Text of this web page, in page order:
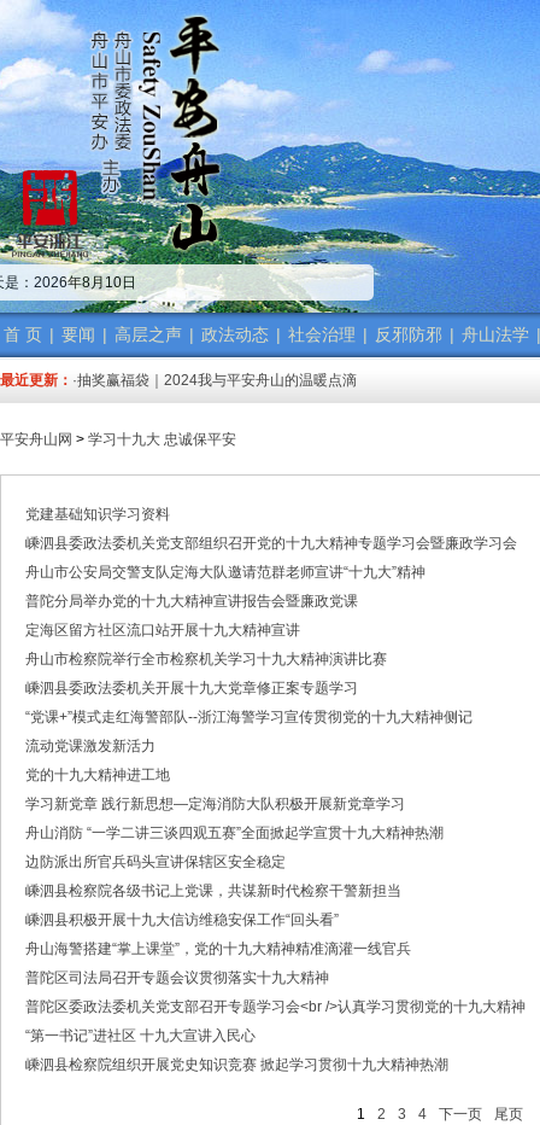
是：2026年8月10日
首 页 | 要闻 | 高层之声 | 政法动态 | 社会治理 | 反邪防邪 | 舟山法学 |
最近更新：
·中共舟山市委政法委员会招聘公告
·市委政法委机关传达学习省、市“新春第一会”精神
·市委政法工作会议召开 梁雪冬讲话
·中共浙江省委常委、政法委书记王成国致全省政法干警的新春贺词
·市委政法委机关召开年度考核会
·梁雪冬带队开展春节前安全督导检查工作
·法治日报｜探索构建海上“融治理”模式
·2025年度市委政法委员会第一次全体（扩大）会议召开
·中共舟山市委政法委员会招聘公告
·抽奖赢福袋｜2024我与平安舟山的温暖点滴
·中共舟山市委政法委员会招聘公告
·市委政法委机关传达学习省、市“新春第一会”精神
·中共浙江省委常委、政法委书记王成国致全省政法干警的新春贺词
·梁雪冬带队开展春节前安全督导检查工作
·法治日报｜探索构建海上“融治理”模式
·2025年度市委政法委员会第一次全体（扩大）会议召开
·中共舟山市委政法委员会招聘公告
·抽奖赢福袋｜2024我与平安舟山的温暖点滴
平安舟山网 > 学习十九大 忠诚保平安
党建基础知识学习资料
嵊泗县委政法委机关党支部组织召开党的十九大精神专题学习会暨廉政学习会
舟山市公安局交警支队定海大队邀请范群老师宣讲“十九大”精神
普陀分局举办党的十九大精神宣讲报告会暨廉政党课
定海区留方社区流口站开展十九大精神宣讲
舟山市检察院举行全市检察机关学习十九大精神演讲比赛
嵊泗县委政法委机关开展十九大党章修正案专题学习
“党课+”模式走红海警部队--浙江海警学习宣传贯彻党的十九大精神侧记
流动党课激发新活力
党的十九大精神进工地
学习新党章 践行新思想—定海消防大队积极开展新党章学习
舟山消防 “一学二讲三谈四观五赛”全面掀起学宣贯十九大精神热潮
边防派出所官兵码头宣讲保辖区安全稳定
嵊泗县检察院各级书记上党课，共谋新时代检察干警新担当
嵊泗县积极开展十九大信访维稳安保工作“回头看”
舟山海警搭建“掌上课堂”，党的十九大精神精准滴灌一线官兵
普陀区司法局召开专题会议贯彻落实十九大精神
普陀区委政法委机关党支部召开专题学习会<br />认真学习贯彻党的十九大精神
“第一书记”进社区 十九大宣讲入民心
嵊泗县检察院组织开展党史知识竞赛 掀起学习贯彻十九大精神热潮
1 2 3 4 下一页 尾页